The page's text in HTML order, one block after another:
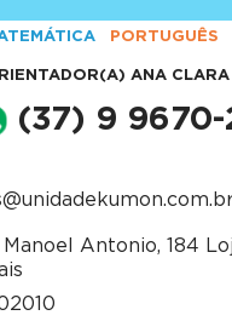
PORTUGUÊS
ANA
(37) 9 9670-
Manoel Antonio, 184